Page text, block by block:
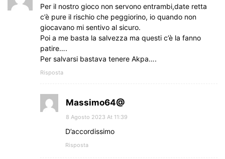
Per il nostro gioco non servono entrambi,date retta
c’è pure il rischio che peggiorino, io quando non
giocavano mi sentivo al sicuro.
Poi a me basta la salvezza ma questi c’è la fanno
patire….
Per salvarsi bastava tenere Akpa….
Risposta
Massimo64@
8 Agosto 2023 At 11:39
D’accordissimo
Risposta